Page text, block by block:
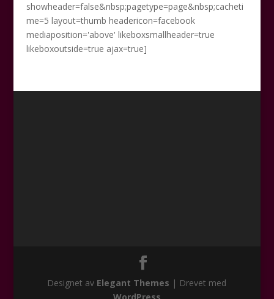
showheader=false&nbsp;pagetype=page&nbsp;cacheti
me=5 layout=thumb headericon=facebook
mediaposition='above' likeboxsmallheader=true
likeboxoutside=true ajax=true]
Designet av Elegant Themes | Drevet med